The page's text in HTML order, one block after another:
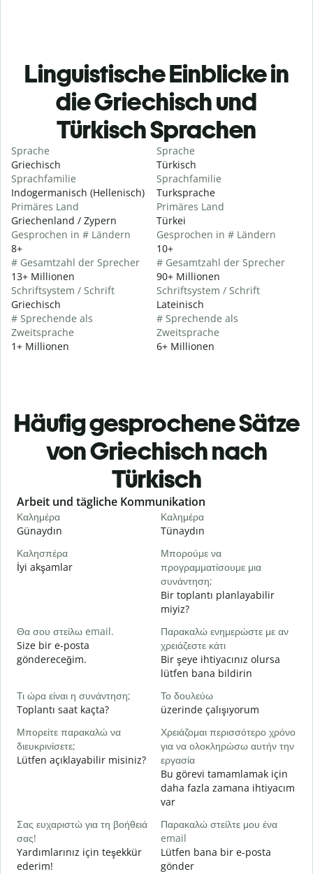
Linguistische Einblicke in
die Griechisch und
Türkisch Sprachen
Sprache
Griechisch
Sprachfamilie
Indogermanisch (Hellenisch)
Primäres Land
Griechenland / Zypern
Gesprochen in # Ländern
8+
# Gesamtzahl der Sprecher
13+ Millionen
Schriftsystem / Schrift
Griechisch
# Sprechende als
Zweitsprache
1+ Millionen
Sprache
Türkisch
Sprachfamilie
Turksprache
Primäres Land
Türkei
Gesprochen in # Ländern
10+
# Gesamtzahl der Sprecher
90+ Millionen
Schriftsystem / Schrift
Lateinisch
# Sprechende als
Zweitsprache
6+ Millionen
Häufig gesprochene Sätze
von Griechisch nach
Türkisch
Slide 1 of 6
Arbeit und tägliche Kommunikation
Καλημέρα
Günaydın
Καλημέρα
Tünaydın
Καλησπέρα
İyi akşamlar
Μπορούμε να
προγραμματίσουμε μια
συνάντηση;
Bir toplantı planlayabilir
miyiz?
Θα σου στείλω email.
Size bir e-posta
göndereceğim.
Παρακαλώ ενημερώστε με αν
χρειάζεστε κάτι
Bir şeye ihtiyacınız olursa
lütfen bana bildirin
Τι ώρα είναι η συνάντηση;
Toplantı saat kaçta?
Το δουλεύω
üzerinde çalışıyorum
Μπορείτε παρακαλώ να
διευκρινίσετε;
Lütfen açıklayabilir misiniz?
Χρειάζομαι περισσότερο χρόνο
για να ολοκληρώσω αυτήν την
εργασία
Bu görevi tamamlamak için
daha fazla zamana ihtiyacım
var
Σας ευχαριστώ για τη βοήθειά
σας!
Yardımlarınız için teşekkür
ederim!
Παρακαλώ στείλτε μου ένα
email
Lütfen bana bir e-posta
gönder